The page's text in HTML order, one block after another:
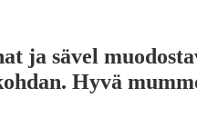
ja sävel
Hyvä